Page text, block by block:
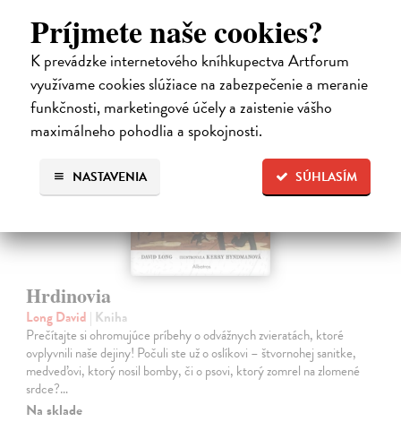
Príjmete naše cookies?
K prevádzke internetového kníhkupectva Artforum
využívame cookies slúžiace na zabezpečenie a meranie
funkčnosti, marketingové účely a zaistenie vášho
maximálneho pohodlia a spokojnosti.
SÚHLASÍM
NASTAVENIA
na sklade
Hrdinovia
Long David | Kniha
Prečítajte si ohromujúce príbehy o odvážnych zvieratách, ktoré
ovplyvnili naše dejiny! Počuli ste už o oslíkovi – štvornohej sanitke,
medveďovi, ktorý nosil bomby, či o psovi, ktorý zomrel na zlomené
srdce?…
Na sklade